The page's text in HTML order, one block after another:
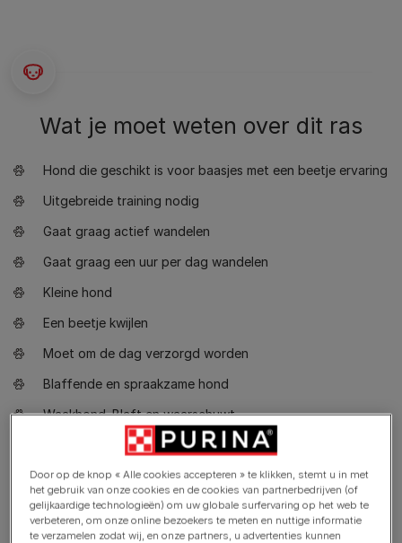
Wat je moet weten over dit ras
Hond die geschikt is voor baasjes met een beetje ervaring
Uitgebreide training nodig
Gaat graag actief wandelen
Gaat graag een uur per dag wandelen
Kleine hond
Een beetje kwijlen
Moet om de dag verzorgd worden
Blaffende en spraakzame hond
Waakhond. Blaft en waarschuwt
Heeft misschien wat training nodig om met andere dieren
Door op de knop « Alle cookies accepteren » te klikken, stemt u in met
het gebruik van onze cookies en de cookies van partnerbedrijven (of
gelijkaardige technologieën) om uw globale surfervaring op het web te
verbeteren, om onze online bezoekers te meten en nuttige informatie
te verzamelen zodat wij, en onze partners, u advertenties kunnen